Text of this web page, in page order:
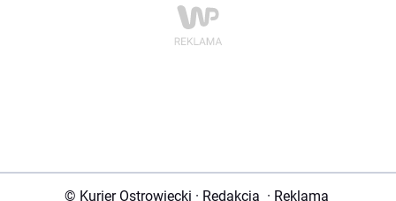
© Kurier Ostrowiecki · Redakcja · Reklama